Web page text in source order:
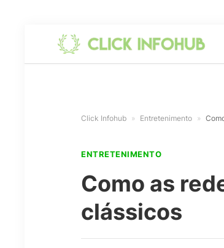
Click Infohub » Entretenimento »
ENTRETENIMENTO
Como as
clássicos